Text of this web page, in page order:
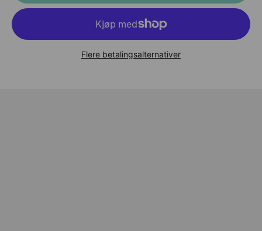
Flere betalingsalternativer